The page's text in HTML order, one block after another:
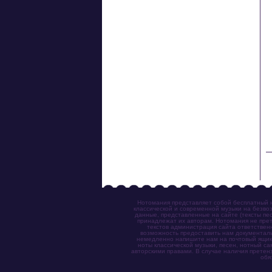
Нотомания представляет собой
классической и современной музыки на
данные, представленные на сайте (тексты
принадлежат их авторам. Нотомания не
текстов администрация сайта
возможность предоставить нам
немедленно напишите нам на почтовый
ноты классической музыки, песен, нотный
авторскими правами. В случае наличия